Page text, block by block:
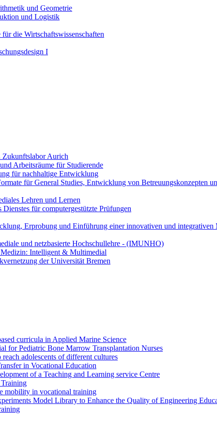
und Geometrie
und Logistik
die Wirtschaftswissenschaften
I
Aurich
Arbeitsräume für Studierende
für nachhaltige Entwicklung
für General Studies, Entwicklung von Betreuungskonzepten
Lehren und Lernen
für computergestützte Prüfungen
Erprobung und Einführung einer innovativen und
und netzbasierte Hochschullehre - (IMUNHO)
Intelligent & Multimedial
der Universität Bremen
curricula in Applied Marine Science
for Pediatric Bone Marrow Transplantation Nurses
adolescents of different cultures
in Vocational Education
of a Teaching and Learning service Centre
mobility in vocational training
Model Library to Enhance the Quality of Engineering